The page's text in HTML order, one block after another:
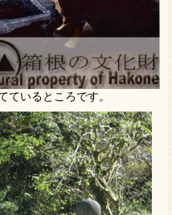
ているところです。